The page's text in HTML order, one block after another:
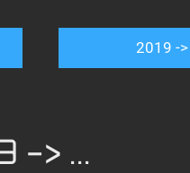
2019 ->
> ...